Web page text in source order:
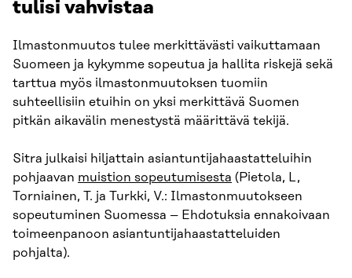
tulisi vahvistaa
Ilmastonmuutos tulee merkittävästi vaikuttamaan
Suomeen ja kykymme sopeutua ja hallita riskejä sekä
tarttua myös ilmastonmuutoksen tuomiin
suhteellisiin etuihin on yksi merkittävä Suomen
pitkän aikavälin menestystä määrittävä tekijä.
Sitra julkaisi hiljattain asiantuntijahaastatteluihin
pohjaavan muistion sopeutumisesta (Pietola, L,
Torniainen, T. ja Turkki, V.: Ilmastonmuutokseen
sopeutuminen Suomessa – Ehdotuksia ennakoivaan
toimeenpanoon asiantuntijahaastatteluiden
pohjalta).